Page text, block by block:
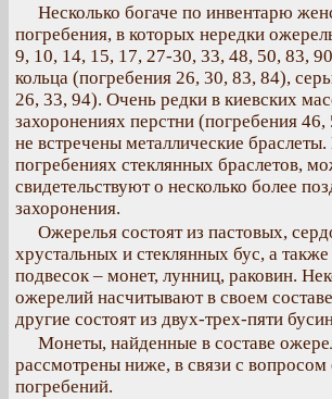
Несколько богаче по инвентарю
погребения, в которых нередки
9, 10, 14, 15, 17, 27-30, 33, 48, 50, 83,
кольца (погребения 26, 30, 83, 84),
26, 33, 94). Очень редки в киевских
захоронениях перстни (погребения
не встречены металлические
погребениях стеклянных браслетов,
свидетельствуют о несколько более
захоронения.
Ожерелья состоят из пастовых,
хрустальных и стеклянных бус, а
подвесок – монет, лунниц, раковин.
ожерелий насчитывают в своем
другие состоят из двух-трех-пяти
Монеты, найденные в составе
рассмотрены ниже, в связи с вопросом
погребений.